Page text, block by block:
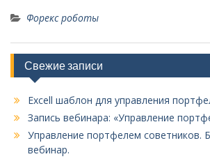
Форекс роботы
Свежие записи
Excell шаблон для управления
Запись вебинара: «Управление
Управление портфелем советников.
вебинар.